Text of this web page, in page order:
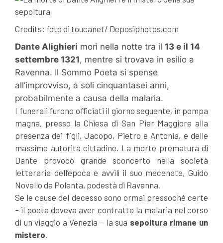
Credits: foto di toucanet/ Deposiphotos.com
Dante Alighieri morì nella notte tra il 13 e il 14
settembre 1321, mentre si trovava in esilio a
Ravenna. Il Sommo Poeta si spense
all’improvviso, a soli cinquantasei anni,
probabilmente a causa della malaria.
I funerali furono officiati il giorno seguente, in pompa
magna, presso la Chiesa di San Pier Maggiore alla
presenza dei figli, Jacopo, Pietro e Antonia, e delle
massime autorità cittadine. La morte prematura di
Dante provocò grande sconcerto nella società
letteraria dell’epoca e avvilì il suo mecenate, Guido
Novello da Polenta, podestà di Ravenna.
Se le cause del decesso sono ormai pressoché certe
– il poeta doveva aver contratto la malaria nel corso
di un viaggio a Venezia – la sua sepoltura rimane un
mistero